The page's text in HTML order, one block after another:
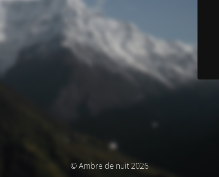
© Ambre de nuit 2026